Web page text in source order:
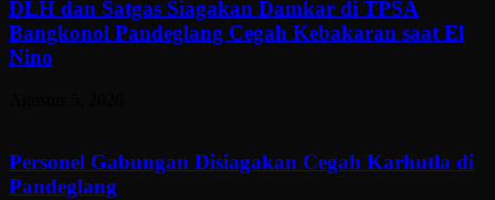
DLH dan Satgas Siagakan Damkar di TPSA
Bangkonol Pandeglang Cegah Kebakaran saat El
Nino
Personel Gabungan Disiagakan Cegah Karhutla di
Pandeglang